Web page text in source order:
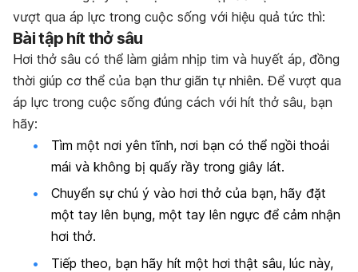
vượt qua áp lực trong cuộc sống với hiệu quả tức thì:
Bài tập hít thở sâu
Hơi thở sâu có thể làm giảm nhịp tim và huyết áp, đồng
thời giúp cơ thể của bạn thư giãn tự nhiên. Để vượt qua
áp lực trong cuộc sống đúng cách với hít thở sâu, bạn
hãy:
Tìm một nơi yên tĩnh, nơi bạn có thể ngồi thoải
mái và không bị quấy rầy trong giây lát.
Chuyển sự chú ý vào hơi thở của bạn, hãy đặt
một tay lên bụng, một tay lên ngực để cảm nhận
hơi thở.
Tiếp theo, bạn hãy hít một hơi thật sâu, lúc này,